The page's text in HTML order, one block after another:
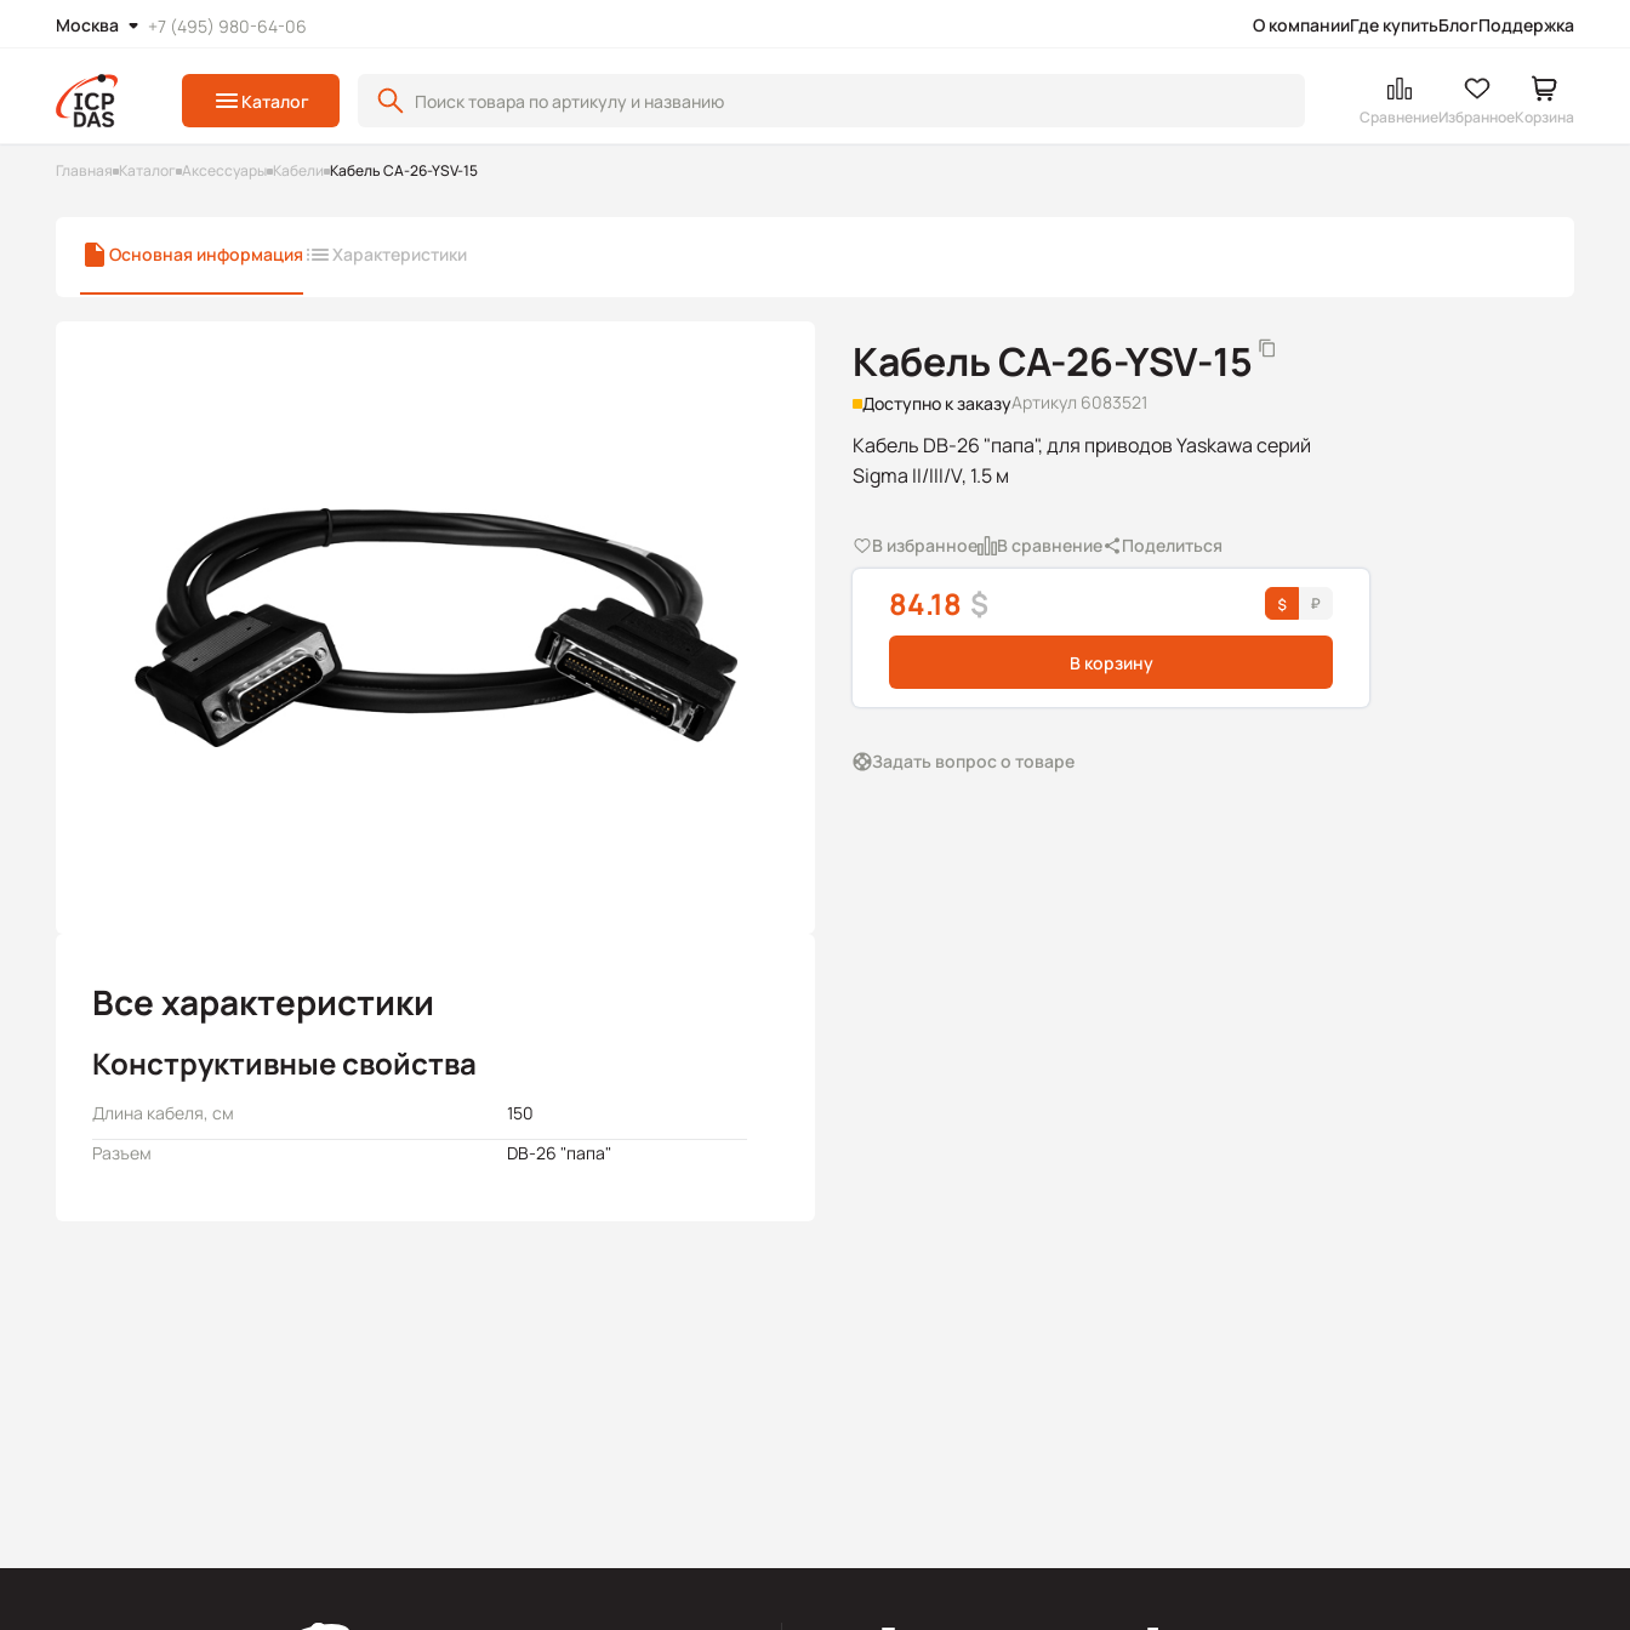
Москва +7 (495) 980-64-06 О компанииГде купитьБлогПоддержка
Каталог
СравнениеИзбранноеКорзина
Главная Каталог Аксессуары Кабели Кабель CA-26-YSV-15
Основная информация Характеристики
Кабель CA-26-YSV-15
Доступно к заказуАртикул 6083521
Кабель DB-26 "папа", для приводов Yaskawa серий
Sigma II/III/V, 1.5 м
В избранное В сравнение Поделиться
84.18 $
В корзину
Задать вопрос о товаре
Все характеристики
Конструктивные свойства
Длина кабеля, см
150
Разъем
DB-26 "папа"